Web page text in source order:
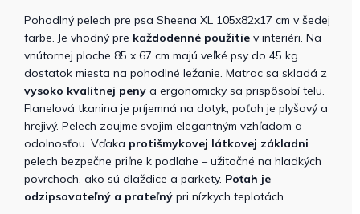
Pohodlný pelech pre psa Sheena XL 105x82x17 cm v šedej
farbe. Je vhodný pre každodenné použitie v interiéri. Na
vnútornej ploche 85 x 67 cm majú veľké psy do 45 kg
dostatok miesta na pohodlné ležanie. Matrac sa skladá z
vysoko kvalitnej peny a ergonomicky sa prispôsobí telu.
Flanelová tkanina je príjemná na dotyk, poťah je plyšový a
hrejivý. Pelech zaujme svojim elegantným vzhľadom a
odolnosťou. Vďaka protišmykovej látkovej základni
pelech bezpečne priľne k podlahe – užitočné na hladkých
povrchoch, ako sú dlaždice a parkety. Poťah je
odzipsovateľný a prateľný pri nízkych teplotách.